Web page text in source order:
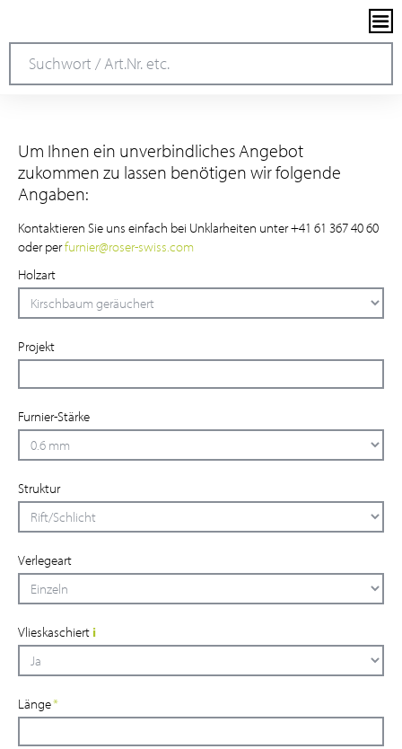
Um Ihnen ein unverbindliches Angebot
zukommen zu lassen benötigen wir folgende
Angaben:
Kontaktieren Sie uns einfach bei Unklarheiten unter +41 61 367 40 60
oder perfurnier@roser-swiss.com
Holzart
Projekt
Furnier-Stärke
Struktur
Verlegeart
Vlieskaschiert i
Länge*